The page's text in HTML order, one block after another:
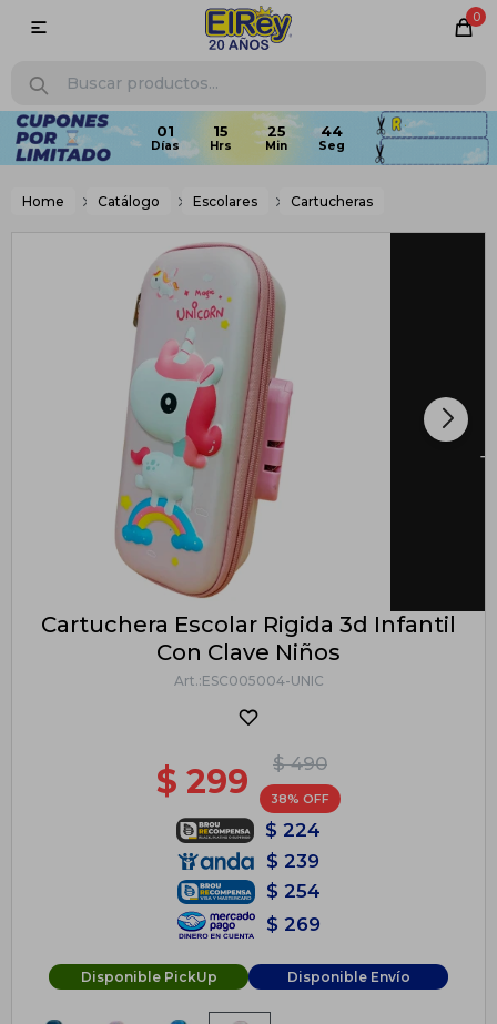
0

01 15 25 43
Home Catálogo Escolares Cartucheras
Cartuchera Escolar Rigida 3d Infantil
Con Clave Niños
ESC005004-UNIC
$ 490
$ 299 38
$ 224
$ 239
$ 254
$ 269
Disponible PickUp Disponible Envío